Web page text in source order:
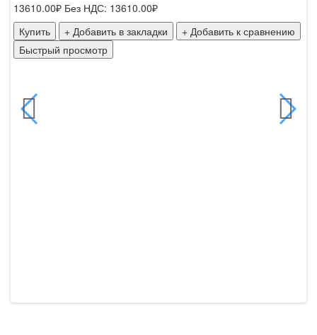
13610.00₽ Без НДС: 13610.00₽
Купить
+ Добавить в закладки
+ Добавить к сравнению
Быстрый просмотр